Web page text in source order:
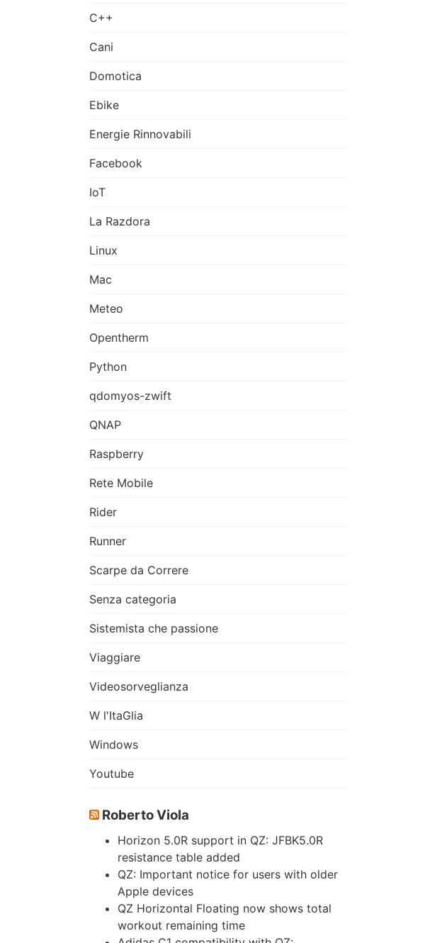
C++
Cani
Domotica
Ebike
Energie Rinnovabili
Facebook
IoT
La Razdora
Linux
Mac
Meteo
Opentherm
Python
qdomyos-zwift
QNAP
Raspberry
Rete Mobile
Rider
Runner
Scarpe da Correre
Senza categoria
Sistemista che passione
Viaggiare
Videosorveglianza
W l'ItaGlia
Windows
Youtube
Roberto Viola
Horizon 5.0R support in QZ: JFBK5.0R
resistance table added
QZ: Important notice for users with older
Apple devices
QZ Horizontal Floating now shows total
workout remaining time